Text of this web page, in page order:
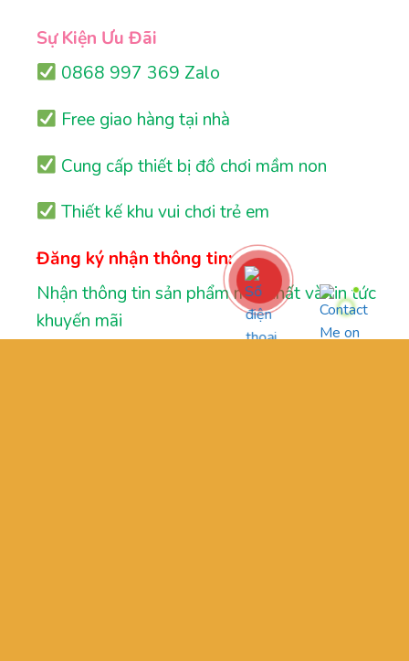
Sự Kiện Ưu Đãi
0868 997 369 Zalo
Free giao hàng tại nhà
Cung cấp thiết bị đồ chơi mầm non
Thiết kế khu vui chơi trẻ em
Đăng ký nhận thông tin:
Nhận thông tin sản phẩm mới nhất và tin tức
khuyến mãi